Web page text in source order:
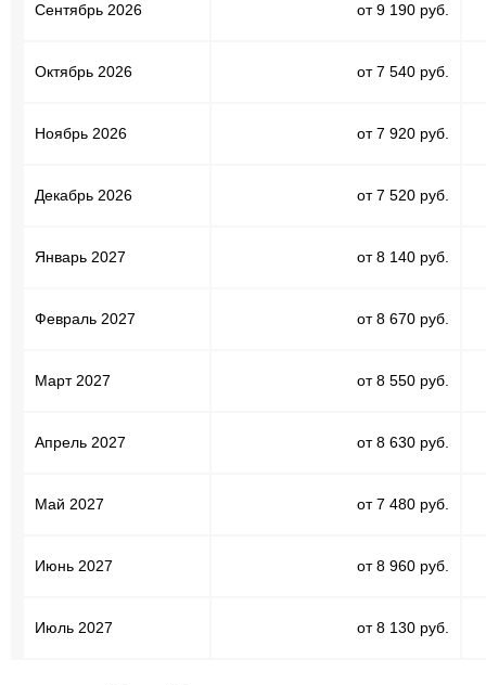
Сентябрь 2026 от 9 190 руб.
Октябрь 2026 от 7 540 руб.
Ноябрь 2026 от 7 920 руб.
Декабрь 2026 от 7 520 руб.
Январь 2027 от 8 140 руб.
Февраль 2027 от 8 670 руб.
Март 2027 от 8 550 руб.
Апрель 2027 от 8 630 руб.
Май 2027 от 7 480 руб.
Июнь 2027 от 8 960 руб.
Июль 2027 от 8 130 руб.